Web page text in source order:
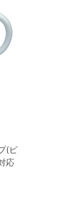
(ピ
応